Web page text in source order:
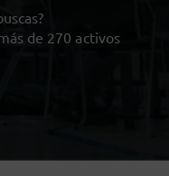
de 270 activos